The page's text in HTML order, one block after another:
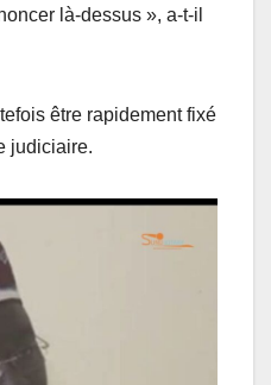
là-dessus », a-t-il
être rapidement fixé
judiciaire.